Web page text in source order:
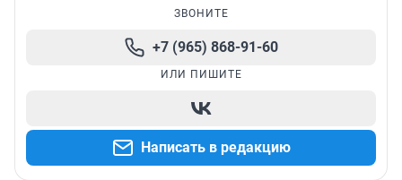
ЗВОНИТЕ
+7 (965) 868-91-60
ИЛИ ПИШИТЕ
Написать в редакцию